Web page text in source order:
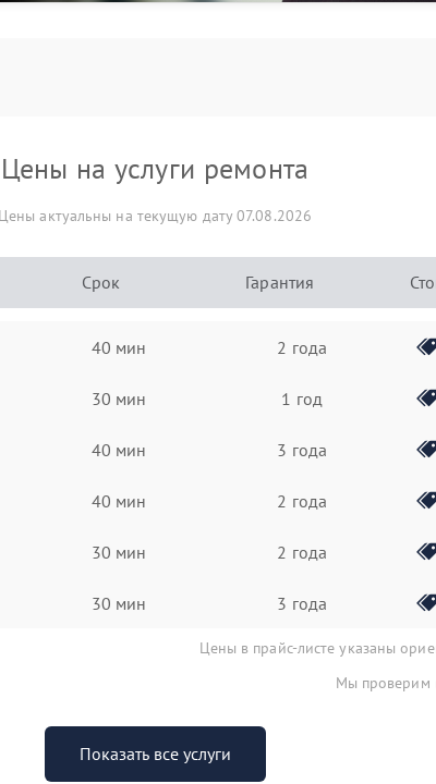
Цены на услуги ремонта
Цены актуальны на текущую дату 07.08.2026
Срок Гарантия
40 мин 2 года
30 мин 1 год
40 мин 3 года
40 мин 2 года
30 мин 2 года
30 мин 3 года
Цены в прайс-листе указаны
Мы проверим
Показать все услуги